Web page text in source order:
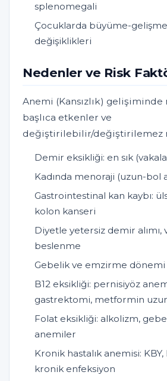
splenomegali
Çocuklarda büyüme-
değişiklikleri
Nedenler ve Risk
Anemi (Kansızlık) gelişiminde
başlıca etkenler ve
değiştirilebilir/değiştirilemez
Demir eksikliği: en sık
Kadında menoraji (uzun-bol
Gastrointestinal kan kaybı:
kolon kanseri
Diyetle yetersiz demir
beslenme
Gebelik ve emzirme dönemi
B12 eksikliği: pernisiyöz
gastrektomi, metformin uzun
Folat eksikliği: alkolizm,
anemiler
Kronik hastalık anemisi: KBY,
kronik enfeksiyon